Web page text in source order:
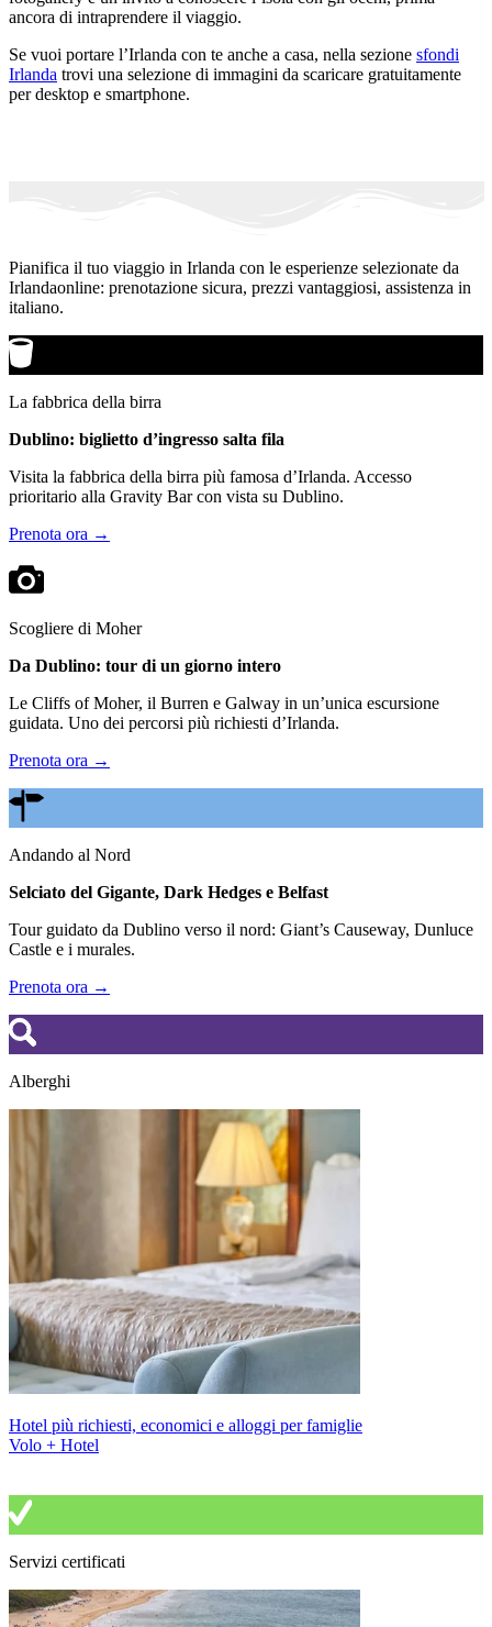
ancora di intraprendere il viaggio.
Se vuoi portare l’Irlanda con te anche a casa, nella sezione sfondi
Irlanda trovi una selezione di immagini da scaricare gratuitamente
per desktop e smartphone.
Pianifica il tuo viaggio in Irlanda con le esperienze selezionate da
Irlandaonline: prenotazione sicura, prezzi vantaggiosi, assistenza in
italiano.
La fabbrica della birra
Dublino: biglietto d’ingresso salta fila
Visita la fabbrica della birra più famosa d’Irlanda. Accesso
prioritario alla Gravity Bar con vista su Dublino.
Prenota ora →
Scogliere di Moher
Da Dublino: tour di un giorno intero
Le Cliffs of Moher, il Burren e Galway in un’unica escursione
guidata. Uno dei percorsi più richiesti d’Irlanda.
Prenota ora →
Andando al Nord
Selciato del Gigante, Dark Hedges e Belfast
Tour guidato da Dublino verso il nord: Giant’s Causeway, Dunluce
Castle e i murales.
Prenota ora →
Alberghi
Hotel più richiesti, economici e alloggi per famiglie
Volo + Hotel
Servizi certificati